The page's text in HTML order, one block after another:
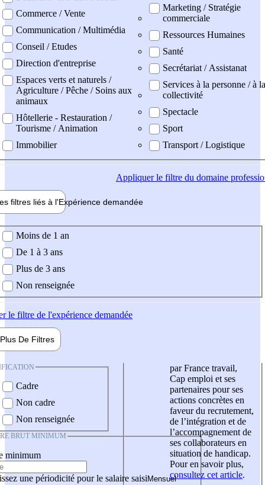
Commerce / Vente
Communication / Multimédia
Conseil / Etudes
Direction d'entreprise
Espaces verts et naturels /
Agriculture / Pêche / Soins aux
animaux
Hôtellerie - Restauration /
Tourisme / Animation
Immobilier
Marketing / Stratégie
commerciale
Ressources Humaines
Santé
Secrétariat / Assistanat
Services à la personne / à la
collectivité
Spectacle
Sport
Transport / Logistique
Appliquerle filtre du domaine
filtres liés à l'Expérience demandée
demandée
Moins de 1 an
De 1 à 3 ans
Plus de 3 ans
Non renseignée
le filtre de l'expérience demandée
Plus De Filtres
Cadre
Non cadre
Non renseignée
BRUT MINIMUM
minimum
une périodicité pour le salaire saisi
par France travail,
Cap emploi et ses
partenaires pour ses
actions concrètes en
faveur du recrutement,
de l’intégration et de
l’accompagnement de
ses collaborateurs en
situation de handicap.
Pour en savoir plus,
consultez cet article.